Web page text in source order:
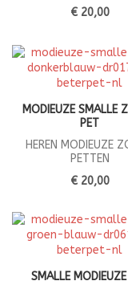
€ 20,00
MODIEUZE SMALLE
PET
HEREN MODIEUZE
PETTEN
€ 20,00
SMALLE